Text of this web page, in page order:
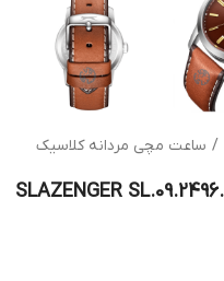
/ ساعت مچی مردانه کلاسیک